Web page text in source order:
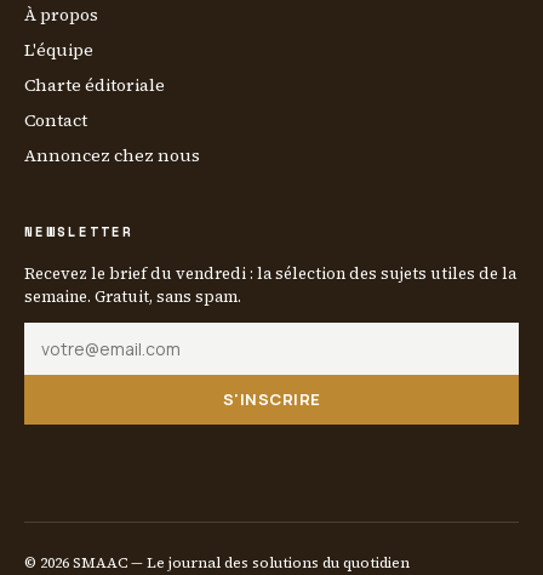
À propos
L'équipe
Charte éditoriale
Contact
Annoncez chez nous
NEWSLETTER
Recevez le brief du vendredi : la sélection des sujets utiles de la
semaine. Gratuit, sans spam.
S'INSCRIRE
© 2026 SMAAC — Le journal des solutions du quotidien